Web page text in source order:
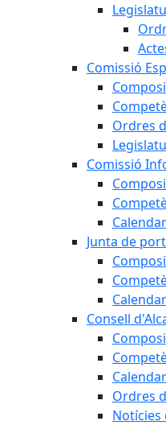
Comissió
Ordres
Comissió
Junta de
Consell
Ordres
Notícies